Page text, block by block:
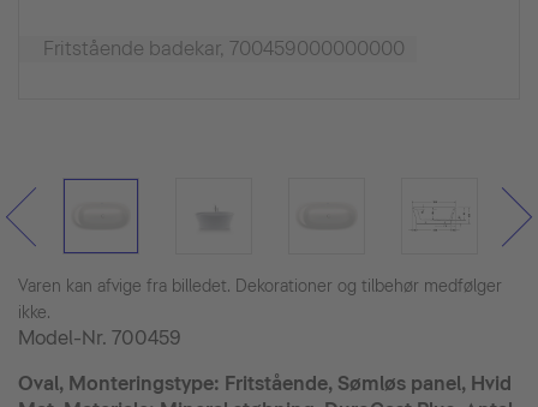
Fritstående badekar, 700459000000000
Varen kan afvige fra billedet. Dekorationer og tilbehør medfølger
ikke.
Model-Nr. 700459
Oval, Monteringstype: Fritstående, Sømløs panel, Hvid